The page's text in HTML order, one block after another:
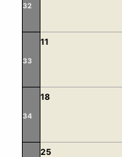
32
33
11
34
18
25